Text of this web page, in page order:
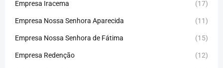
Empresa Iracema (17)
Empresa Nossa Senhora Aparecida (11)
Empresa Nossa Senhora de Fátima (15)
Empresa Redenção (12)